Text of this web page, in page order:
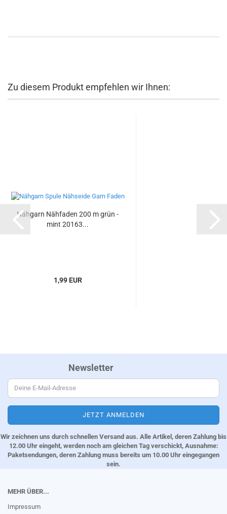
Zu diesem Produkt empfehlen wir Ihnen:
Nähgarn Nähfaden 200 m grün -
mint 20163...
1,99 EUR
Newsletter
Wir zeichnen uns durch schnellen Versand aus. Alle Artikel, deren Zahlung bis
12.00 Uhr eingeht, werden noch am gleichen Tag verschickt, Ausnahme:
Paketsendungen, deren Zahlung muss bereits um 10.00 Uhr eingegangen
sein.
MEHR ÜBER...
Impressum